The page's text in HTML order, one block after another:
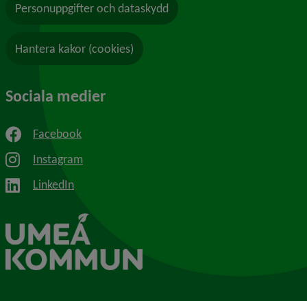
Personuppgifter och dataskydd
Hantera kakor (cookies)
Sociala medier
Facebook
Instagram
LinkedIn